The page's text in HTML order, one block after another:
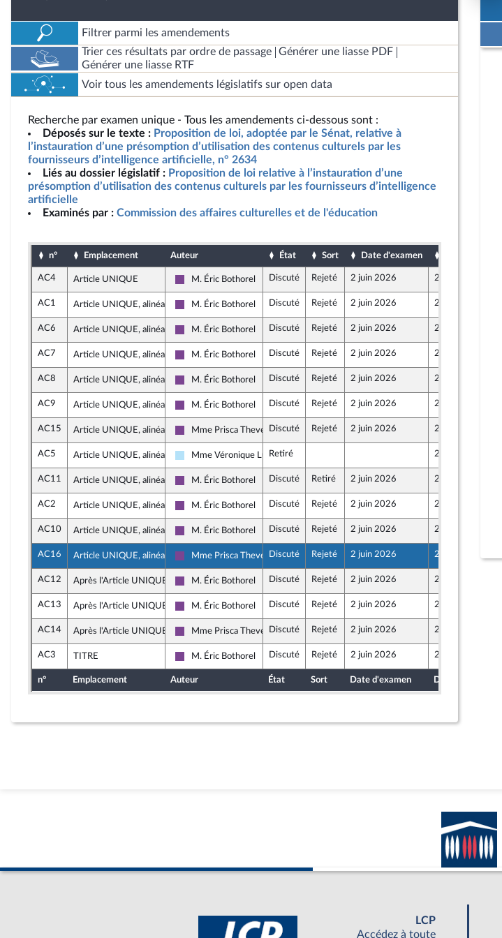
Filtrer parmi les amendements
Trier ces résultats par ordre de passage
Générer une liasse PDF
Générer une liasse RTF
Voir tous les amendements législatifs sur open data
Recherche par examen unique - Tous les amendements ci-dessous sont :
Déposés sur le texte : Proposition de loi, adoptée par le Sénat, relative à
l’instauration d’une présomption d’utilisation des contenus culturels par les
fournisseurs d’intelligence artificielle, n° 2634
Liés au dossier législatif : Proposition de loi relative à l’instauration d’une
présomption d’utilisation des contenus culturels par les fournisseurs d’intelligence
artificielle
Examinés par : Commission des affaires culturelles et de l'éducation
n° Emplacement Auteur État Sort Date d'examen
AC4 Article UNIQUE
Ensemble pour la République
M. Éric Bothorel Discuté Rejeté 2 juin 2026 29 mai 2026
AC1 Article UNIQUE, alinéa 3
Ensemble pour la République
M. Éric Bothorel Discuté Rejeté 2 juin 2026 29 mai 2026
AC6 Article UNIQUE, alinéa 3
Ensemble pour la République
M. Éric Bothorel Discuté Rejeté 2 juin 2026 29 mai 2026
AC7 Article UNIQUE, alinéa 3
Ensemble pour la République
M. Éric Bothorel Discuté Rejeté 2 juin 2026 29 mai 2026
AC8 Article UNIQUE, alinéa 3
Ensemble pour la République
M. Éric Bothorel Discuté Rejeté 2 juin 2026 29 mai 2026
AC9 Article UNIQUE, alinéa 3
Ensemble pour la République
M. Éric Bothorel Discuté Rejeté 2 juin 2026 29 mai 2026
AC15 Article UNIQUE, alinéa 3
Ensemble pour la République
Mme Prisca ThevenotDiscuté Rejeté 2 juin 2026 29 mai 2026
AC5 Article UNIQUE, alinéa 3
Horizons & Indépendants
Mme Véronique Ludmann
Retiré 29 mai 2026
AC11 Article UNIQUE, alinéa 3
Ensemble pour la République
M. Éric Bothorel Discuté Retiré 2 juin 2026 29 mai 2026
AC2 Article UNIQUE, alinéa 4
Ensemble pour la République
M. Éric Bothorel Discuté Rejeté 2 juin 2026 29 mai 2026
AC10 Article UNIQUE, alinéa 5
Ensemble pour la République
M. Éric Bothorel Discuté Rejeté 2 juin 2026 29 mai 2026
AC16 Article UNIQUE, alinéa 5
Ensemble pour la République
Mme Prisca ThevenotDiscuté Rejeté 2 juin 2026 29 mai 2026
AC12 Après l'Article UNIQUE
Ensemble pour la République
M. Éric Bothorel Discuté Rejeté 2 juin 2026 29 mai 2026
AC13 Après l'Article UNIQUE
Ensemble pour la République
M. Éric Bothorel Discuté Rejeté 2 juin 2026 29 mai 2026
AC14 Après l'Article UNIQUE
Ensemble pour la République
Mme Prisca ThevenotDiscuté Rejeté 2 juin 2026 29 mai 2026
AC3 TITRE
Ensemble pour la République
M. Éric Bothorel Discuté Rejeté 2 juin 2026 29 mai 2026
n° Emplacement Auteur État Sort Date d'examen Date de dépôt
LCP
Accédez à toute